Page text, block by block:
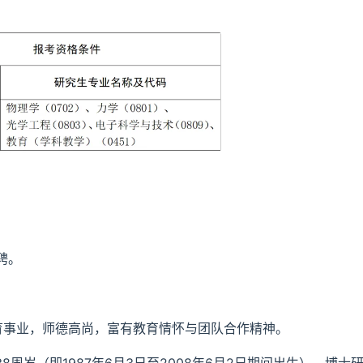
业，师德高尚，富有教育情怀与团队合作精神。